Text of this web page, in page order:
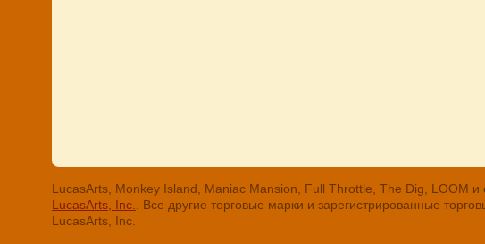
LucasArts, Monkey Island, Maniac Mansion, Full Throttle, The Dig, LOOM
LucasArts, Inc.
. Все другие торговые марки и зарегистрированные
LucasArts, Inc.